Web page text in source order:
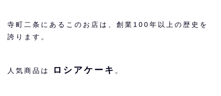
寺町二条にあるこのお店は、創業100年以上の歴史を
誇ります。
人気商品は ロシアケーキ 。